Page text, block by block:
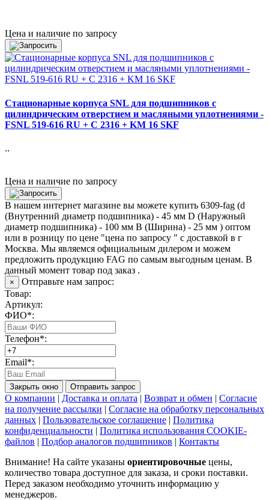
Цена и наличие по запросу
Стационарные корпуса SNL для подшипников с
цилиндрическим отверстием и масляными уплотнениями -
FSNL 519-616 RU + C 2316 + KM 16 SKF
..
Цена и наличие по запросу
В нашем интернет магазине вы можете купить 6309-fag (d
(Внутренний диаметр подшипника) - 45 мм D (Наружный
диаметр подшипника) - 100 мм B (Ширина) - 25 мм ) оптом
или в розницу по цене "цена по запросу " с доставкой в г
Москва. Мы являемся официальным дилером и можем
предложить продукцию FAG по самым выгодным ценам. В
данный момент товар под заказ .
×
Отправьте нам запрос:
Товар:
Артикул:
ФИО*:
Телефон*:
Email*:
Закрыть окно Отправить запрос
О компании | Доставка и оплата | Возврат и обмен | Согласие
на получение рассылки | Согласие на обработку персональных
данных | Пользовательское соглашение | Политика
конфиденциальности | Политика использования COOKIE-
файлов | Подбор аналогов подшипников | Контакты
Внимание! На сайте указаны ориентировочные цены,
количество товара доступное для заказа, и сроки поставки.
Перед заказом необходимо уточнить информацию у
менеджеров.